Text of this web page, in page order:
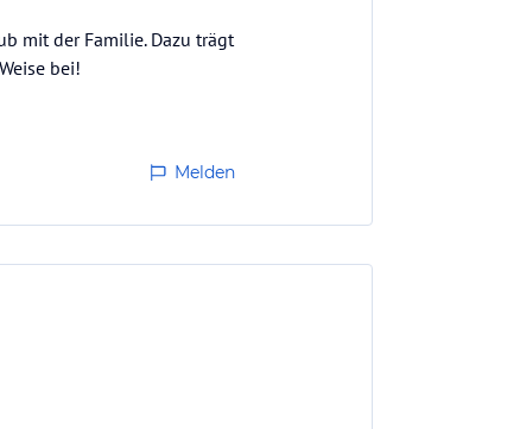
mit der Familie. Dazu trägt
bei!
Melden